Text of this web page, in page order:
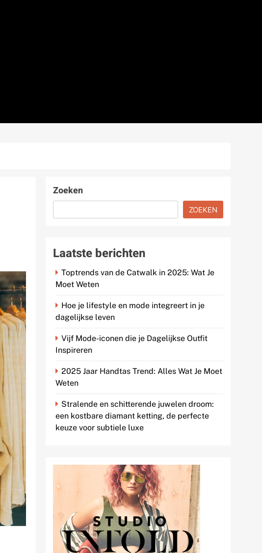
Zoeken
ZOEKEN
Laatste berichten
Toptrends van de Catwalk in 2025: Wat Je
Moet Weten
Hoe je lifestyle en mode integreert in je
dagelijkse leven
Vijf Mode-iconen die je Dagelijkse Outfit
Inspireren
2025 Jaar Handtas Trend: Alles Wat Je Moet
Weten
Stralende en schitterende juwelen droom:
een kostbare diamant ketting, de perfecte
keuze voor subtiele luxe